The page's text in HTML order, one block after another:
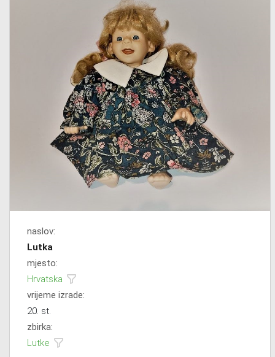
naslov:
Lutka
mjesto:
Hrvatska
vrijeme izrade:
20. st.
zbirka:
Lutke